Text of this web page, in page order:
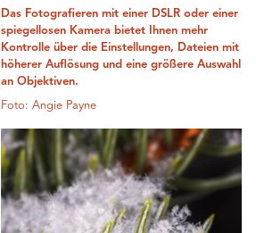
Das Fotografieren mit einer DSLR oder einer
spiegellosen Kamera bietet Ihnen mehr
Kontrolle über die Einstellungen, Dateien mit
höherer Auflösung und eine größere Auswahl
an Objektiven.
Foto: Angie Payne